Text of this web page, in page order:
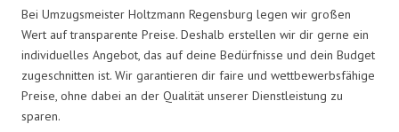
Bei Umzugsmeister Holtzmann Regensburg legen wir großen
Wert auf transparente Preise. Deshalb erstellen wir dir gerne ein
individuelles Angebot, das auf deine Bedürfnisse und dein Budget
zugeschnitten ist. Wir garantieren dir faire und wettbewerbsfähige
Preise, ohne dabei an der Qualität unserer Dienstleistung zu
sparen.